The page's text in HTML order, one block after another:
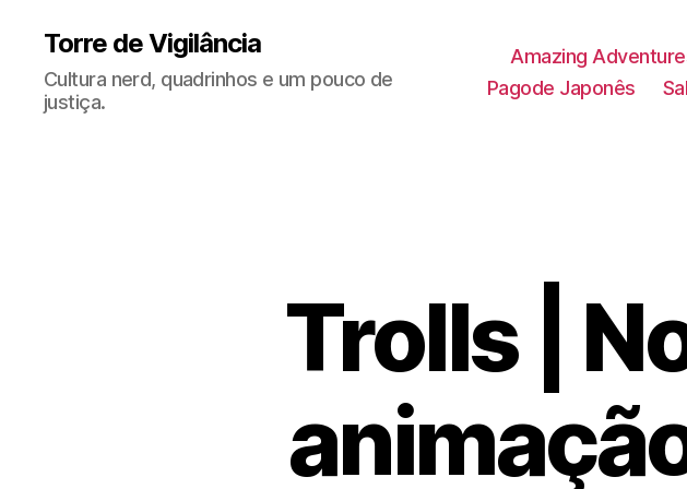
Torre de Vigilância
Cultura nerd, quadrinhos e um pouco de
justiça.
Amazing
Pagode Japonês
Trolls |